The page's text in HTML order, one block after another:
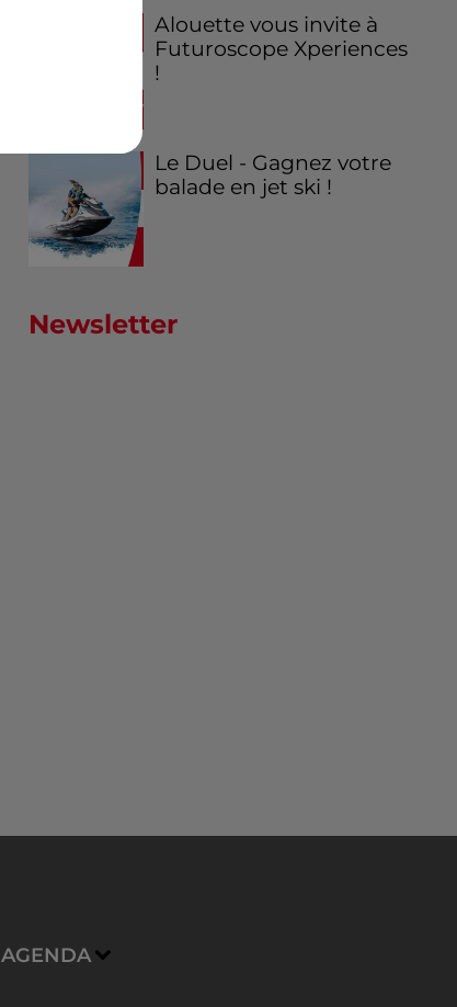
Alouette vous invite à
Futuroscope Xperiences
!
Le Duel - Gagnez votre
balade en jet ski !
Newsletter
AGENDA